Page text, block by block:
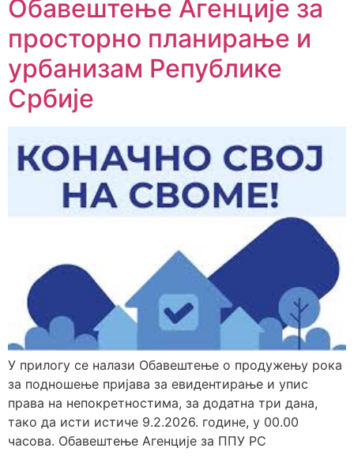
Обавештење Агенције за
просторно планирање и
урбанизам Републике
Србије
У прилогу се налази Обавештење о продужењу рока
за подношење пријава за евидентирање и упис
права на непокретностима, за додатна три дана,
тако да исти истиче 9.2.2026. године, у 00.00
часова. Обавештење Агенције за ППУ РС